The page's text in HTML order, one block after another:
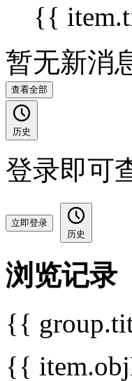
{{
暂无新消
查看全部
历史
登录即可
立即登录
历史
浏览记录
{{
{{